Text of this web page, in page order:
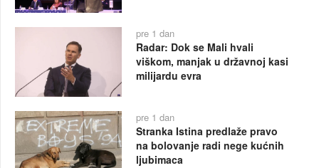
pre 1 dan
Radar: Dok se Mali hvali
viškom, manjak u državnoj kasi
milijardu evra
pre 1 dan
Stranka Istina predlaže pravo
na bolovanje radi nege kućnih
ljubimaca